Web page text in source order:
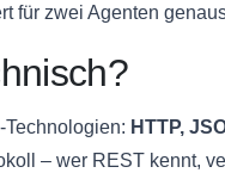
für zwei Agenten
HTTP,
– wer REST kennt,